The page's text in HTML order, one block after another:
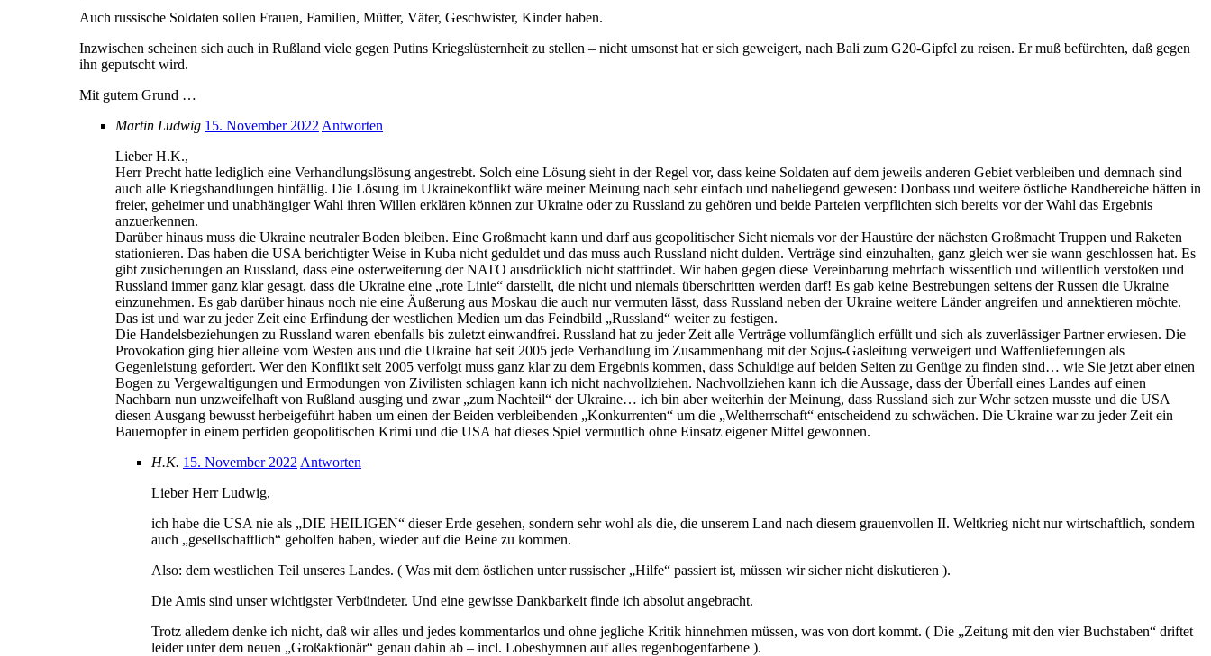
Auch russische Soldaten sollen Frauen, Familien, Mütter, Väter, Geschwister, Kinder haben.
Inzwischen scheinen sich auch in Rußland viele gegen Putins Kriegslüsternheit zu stellen – nicht umsonst hat er sich geweigert, nach Bali zum G20-Gipfel zu reisen. Er muß befürchten, daß gegen
ihn geputscht wird.
Mit gutem Grund …
Martin Ludwig 15. November 2022 Antworten
Lieber H.K.,
Herr Precht hatte lediglich eine Verhandlungslösung angestrebt. Solch eine Lösung sieht in der Regel vor, dass keine Soldaten auf dem jeweils anderen Gebiet verbleiben und demnach sind
auch alle Kriegshandlungen hinfällig. Die Lösung im Ukrainekonflikt wäre meiner Meinung nach sehr einfach und naheliegend gewesen: Donbass und weitere östliche Randbereiche hätten in
freier, geheimer und unabhängiger Wahl ihren Willen erklären können zur Ukraine oder zu Russland zu gehören und beide Parteien verpflichten sich bereits vor der Wahl das Ergebnis
anzuerkennen.
Darüber hinaus muss die Ukraine neutraler Boden bleiben. Eine Großmacht kann und darf aus geopolitischer Sicht niemals vor der Haustüre der nächsten Großmacht Truppen und Raketen
stationieren. Das haben die USA berichtigter Weise in Kuba nicht geduldet und das muss auch Russland nicht dulden. Verträge sind einzuhalten, ganz gleich wer sie wann geschlossen hat. Es
gibt zusicherungen an Russland, dass eine osterweiterung der NATO ausdrücklich nicht stattfindet. Wir haben gegen diese Vereinbarung mehrfach wissentlich und willentlich verstoßen und
Russland immer ganz klar gesagt, dass die Ukraine eine „rote Linie“ darstellt, die nicht und niemals überschritten werden darf! Es gab keine Bestrebungen seitens der Russen die Ukraine
einzunehmen. Es gab darüber hinaus noch nie eine Äußerung aus Moskau die auch nur vermuten lässt, dass Russland neben der Ukraine weitere Länder angreifen und annektieren möchte.
Das ist und war zu jeder Zeit eine Erfindung der westlichen Medien um das Feindbild „Russland“ weiter zu festigen.
Die Handelsbeziehungen zu Russland waren ebenfalls bis zuletzt einwandfrei. Russland hat zu jeder Zeit alle Verträge vollumfänglich erfüllt und sich als zuverlässiger Partner erwiesen. Die
Provokation ging hier alleine vom Westen aus und die Ukraine hat seit 2005 jede Verhandlung im Zusammenhang mit der Sojus-Gasleitung verweigert und Waffenlieferungen als
Gegenleistung gefordert. Wer den Konflikt seit 2005 verfolgt muss ganz klar zu dem Ergebnis kommen, dass Schuldige auf beiden Seiten zu Genüge zu finden sind… wie Sie jetzt aber einen
Bogen zu Vergewaltigungen und Ermodungen von Zivilisten schlagen kann ich nicht nachvollziehen. Nachvollziehen kann ich die Aussage, dass der Überfall eines Landes auf einen
Nachbarn nun unzweifelhaft von Rußland ausging und zwar „zum Nachteil“ der Ukraine… ich bin aber weiterhin der Meinung, dass Russland sich zur Wehr setzen musste und die USA
diesen Ausgang bewusst herbeigeführt haben um einen der Beiden verbleibenden „Konkurrenten“ um die „Weltherrschaft“ entscheidend zu schwächen. Die Ukraine war zu jeder Zeit ein
Bauernopfer in einem perfiden geopolitischen Krimi und die USA hat dieses Spiel vermutlich ohne Einsatz eigener Mittel gewonnen.
H.K. 15. November 2022 Antworten
Lieber Herr Ludwig,
ich habe die USA nie als „DIE HEILIGEN“ dieser Erde gesehen, sondern sehr wohl als die, die unserem Land nach diesem grauenvollen II. Weltkrieg nicht nur wirtschaftlich, sondern
auch „gesellschaftlich“ geholfen haben, wieder auf die Beine zu kommen.
Also: dem westlichen Teil unseres Landes. ( Was mit dem östlichen unter russischer „Hilfe“ passiert ist, müssen wir sicher nicht diskutieren ).
Die Amis sind unser wichtigster Verbündeter. Und eine gewisse Dankbarkeit finde ich absolut angebracht.
Trotz alledem denke ich nicht, daß wir alles und jedes kommentarlos und ohne jegliche Kritik hinnehmen müssen, was von dort kommt. ( Die „Zeitung mit den vier Buchstaben“ driftet
leider unter dem neuen „Großaktionär“ genau dahin ab – incl. Lobeshymnen auf alles regenbogenfarbene ).